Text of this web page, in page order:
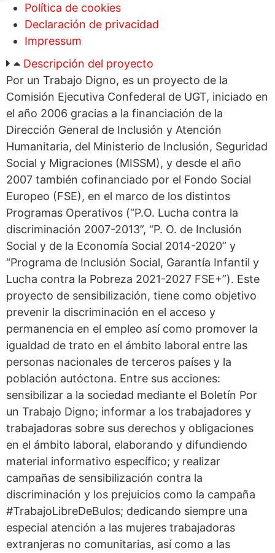
Política de cookies
Declaración de privacidad
Impressum
Descripción del proyecto
Por un Trabajo Digno, es un proyecto de la
Comisión Ejecutiva Confederal de UGT, iniciado en
el año 2006 gracias a la financiación de la
Dirección General de Inclusión y Atención
Humanitaria, del Ministerio de Inclusión, Seguridad
Social y Migraciones (MISSM), y desde el año
2007 también cofinanciado por el Fondo Social
Europeo (FSE), en el marco de los distintos
Programas Operativos (“P.O. Lucha contra la
discriminación 2007-2013”, “P. O. de Inclusión
Social y de la Economía Social 2014-2020” y
“Programa de Inclusión Social, Garantía Infantil y
Lucha contra la Pobreza 2021-2027 FSE+”). Este
proyecto de sensibilización, tiene como objetivo
prevenir la discriminación en el acceso y
permanencia en el empleo así como promover la
igualdad de trato en el ámbito laboral entre las
personas nacionales de terceros países y la
población autóctona. Entre sus acciones:
sensibilizar a la sociedad mediante el Boletín Por
un Trabajo Digno; informar a los trabajadores y
trabajadoras sobre sus derechos y obligaciones
en el ámbito laboral, elaborando y difundiendo
material informativo específico; y realizar
campañas de sensibilización contra la
discriminación y los prejuicios como la campaña
#TrabajoLibreDeBulos; dedicando siempre una
especial atención a las mujeres trabajadoras
extranjeras no comunitarias, así como a las